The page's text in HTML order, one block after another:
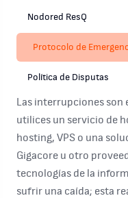
Nodored ResQ
Protocolo de
Política de Disputas
Las interrupciones son
utilices un servicio de
hosting, VPS o una
Gigacore u otro
tecnologías de la
sufrir una caída; esta